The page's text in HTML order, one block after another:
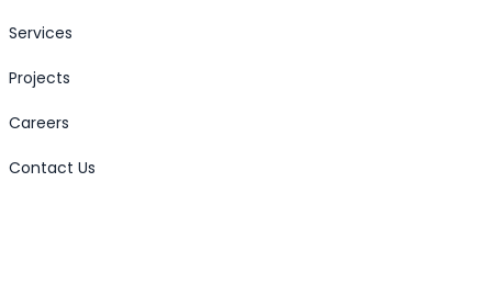
Services
Projects
Careers
Contact Us